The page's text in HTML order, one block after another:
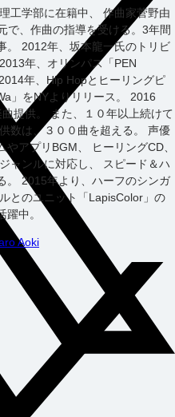
工学部に在籍中、 作曲家菅野由
で、作曲の指導を受ける。3年間
。 2012年、坂本龍一氏のトリビ
年、オリンパス「PEN
年、Hip Hopとヒーリングピ
」をNYよりリリース。 2016
提供。 また、１０年以上続けて
数は、３００曲を超える。 声優
アプリBGM、 ヒーリングCD、
ャンルに対応し、 スピード＆ハ
。 2015年より、ハーフのシンガ
とのユニット「LapisColor」の
中。
Aoki